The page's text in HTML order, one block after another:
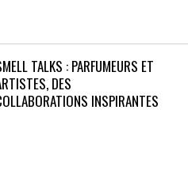
TALKS : PARFUMEURS ET
DES
INSPIRANTES